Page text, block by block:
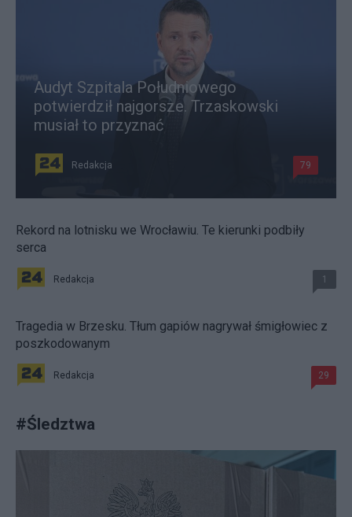
Audyt Szpitala Południowego
potwierdził najgorsze. Trzaskowski
musiał to przyznać
Redakcja 79
Rekord na lotnisku we Wrocławiu. Te kierunki podbiły
serca
Redakcja 1
Tragedia w Brzesku. Tłum gapiów nagrywał śmigłowiec z
poszkodowanym
Redakcja 29
#Śledztwa